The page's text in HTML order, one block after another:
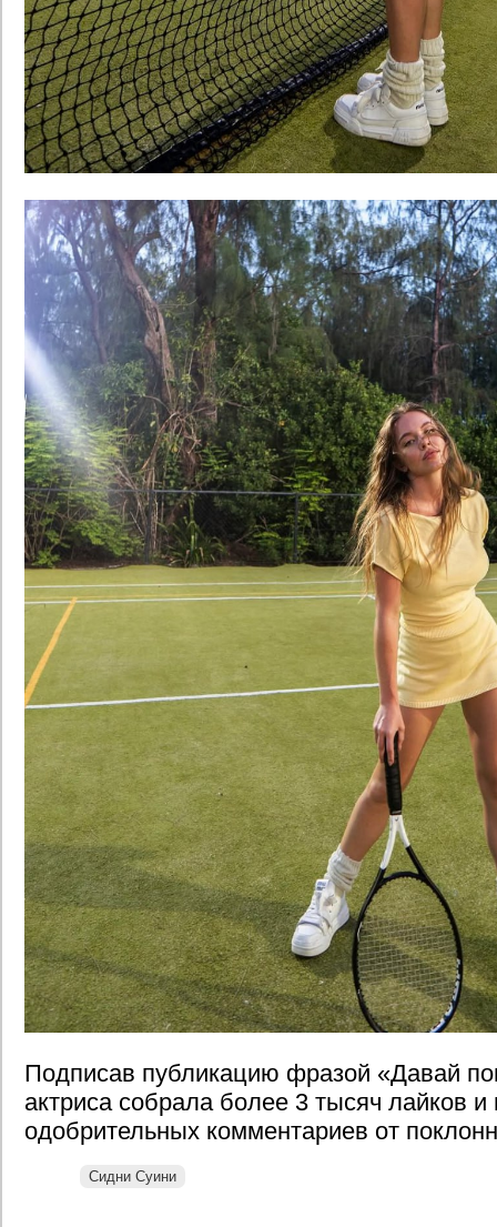
Подписав публикацию фразой «Давай
актриса собрала более 3 тысяч лайков
одобрительных комментариев от
Сидни Суини